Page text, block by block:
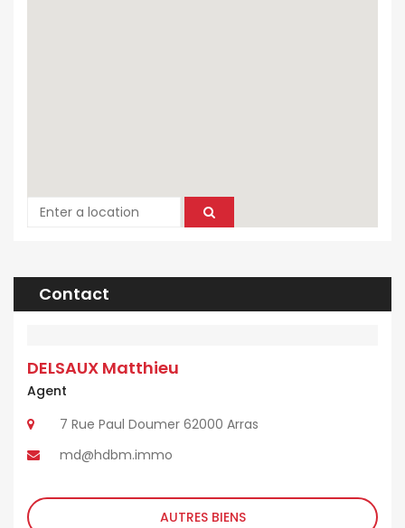
Contact
DELSAUX Matthieu
Agent
7 Rue Paul Doumer 62000 Arras
md@hdbm.immo
AUTRES BIENS